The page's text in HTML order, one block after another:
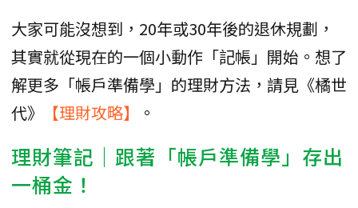
大家可能沒想到，20年或30年後的退休規劃，
其實就從現在的一個小動作「記帳」開始。想了
解更多「帳戶準備學」的理財方法，請見《橘世
代》
【理財攻略】 。
理財筆記｜跟著「帳戶準備學」存出
一桶金！